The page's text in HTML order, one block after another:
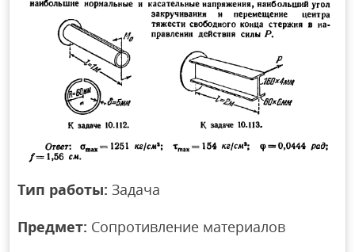
Тип работы: Задача
Предмет: Сопротивление материалов